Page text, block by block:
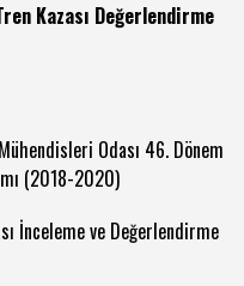
Kazası Değerlendirme
Odası 46. Dönem
(2018-2020)
İnceleme ve Değerlendirme